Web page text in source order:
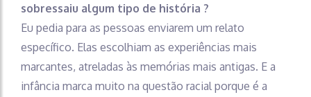
sobressaiu algum tipo de história ?
Eu pedia para as pessoas enviarem um relato
específico. Elas escolhiam as experiências mais
marcantes, atreladas às memórias mais antigas. E a
infância marca muito na questão racial porque é a